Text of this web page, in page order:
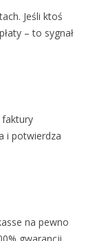
Jeśli ktoś
– to sygnał
faktury
i potwierdza
na pewno